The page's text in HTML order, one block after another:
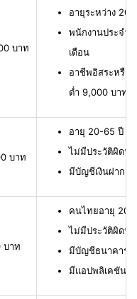
บาท
อายุระหว่าง 20
พนักงานประจำ
เดือน
อาชีพอิสระหรือ
ต่ำ 9,000 บาทต่
บาท
อายุ 20-65 ปี เ
ไม่มีประวัติผิดนั
มีบัญชีเงินฝาก
บาท
คนไทยอายุ 20-
ไม่มีประวัติผิดนั
มีบัญชีธนาคาร ห
มีแอปพลิเคชัน